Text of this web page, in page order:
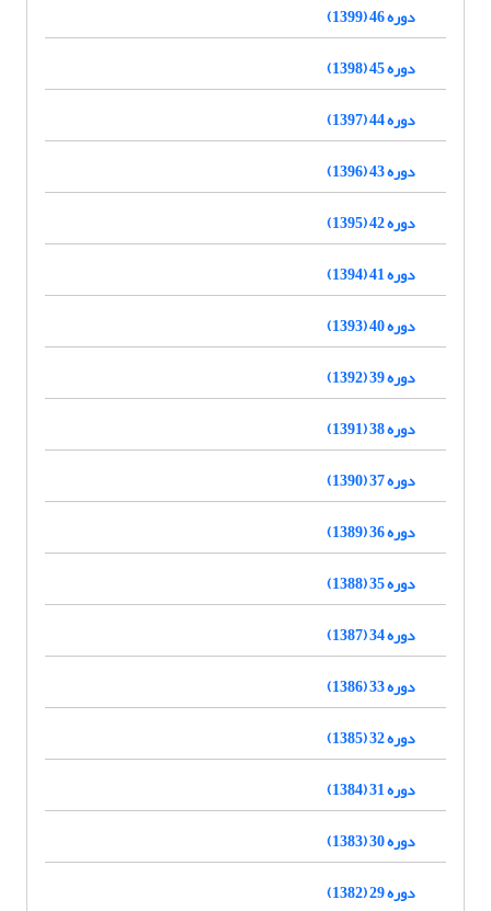
دوره 46 (1399)
دوره 45 (1398)
دوره 44 (1397)
دوره 43 (1396)
دوره 42 (1395)
دوره 41 (1394)
دوره 40 (1393)
دوره 39 (1392)
دوره 38 (1391)
دوره 37 (1390)
دوره 36 (1389)
دوره 35 (1388)
دوره 34 (1387)
دوره 33 (1386)
دوره 32 (1385)
دوره 31 (1384)
دوره 30 (1383)
دوره 29 (1382)